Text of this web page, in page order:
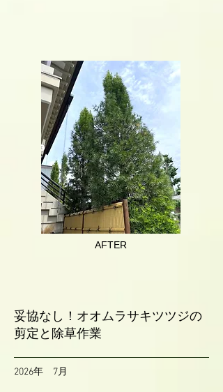
AFTER
妥協なし！オオムラサキツツジの
剪定と除草作業
2026年 7月